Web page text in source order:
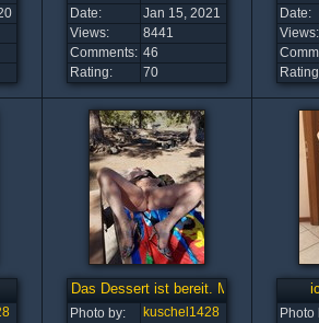
Date:
Jan 15, 2021
Views:
8441
Comments: 46
Rating:
70
Date:
Views:
Das Dessert ist bereit. Macht es an?
Photo by:
kuschel1428
Photo